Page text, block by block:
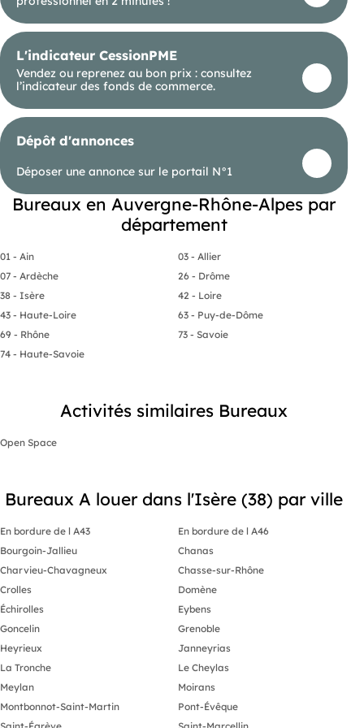
L'indicateur CessionPME
Vendez ou reprenez au bon prix : consultez
l’indicateur des fonds de commerce.
Dépôt d'annonces
Déposer une annonce sur le portail N°1
Bureaux en Auvergne-Rhône-Alpes par
département
01 - Ain
03 - Allier
07 - Ardèche
26 - Drôme
38 - Isère
42 - Loire
43 - Haute-Loire
63 - Puy-de-Dôme
69 - Rhône
73 - Savoie
74 - Haute-Savoie
Activités similaires Bureaux
Open Space
Bureaux A louer dans l'Isère (38) par ville
En bordure de l A43
En bordure de l A46
Bourgoin-Jallieu
Chanas
Charvieu-Chavagneux
Chasse-sur-Rhône
Crolles
Domène
Échirolles
Eybens
Goncelin
Grenoble
Heyrieux
Janneyrias
La Tronche
Le Cheylas
Meylan
Moirans
Montbonnot-Saint-Martin
Pont-Évêque